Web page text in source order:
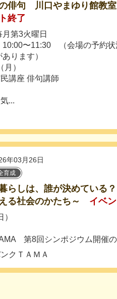
俳句 川口やまゆり館教
終了
第3火曜日
10:00〜11:30 （会場の予約状
ります）
）
講座 俳句講師
...
年03月26日
育成
らしは、誰が決めている
る社会のかたち～
イベ
第8回シンポジウム開催
クＴＡＭＡ